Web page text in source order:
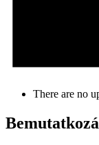
There are no